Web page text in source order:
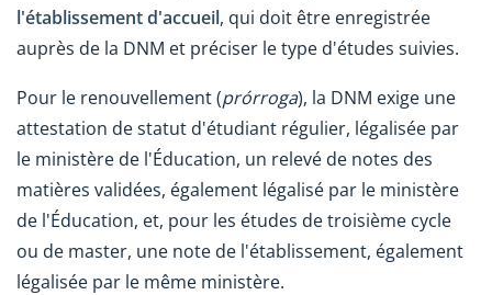
l'établissement d'accueil, qui doit être enregistrée
auprès de la DNM et préciser le type d'études suivies.
Pour le renouvellement (prórroga), la DNM exige une
attestation de statut d'étudiant régulier, légalisée par
le ministère de l'Éducation, un relevé de notes des
matières validées, également légalisé par le ministère
de l'Éducation, et, pour les études de troisième cycle
ou de master, une note de l'établissement, également
légalisée par le même ministère.